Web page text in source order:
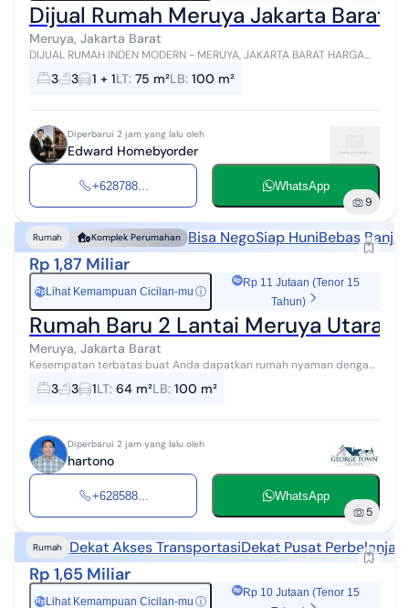
Dijual Rumah Meruya Jakarta Barat
Meruya, Jakarta Barat
DIJUAL RUMAH INDEN MODERN - MERUYA, JAKARTA BARAT HARGA
1.995.000.000,- Miliki rumah impian dengan desain eksklusif yang
bisa disesuaikan dengan ...
3 3 1 + 1LT: 75 m²LB: 100 m²
Diperbarui 2 jam yang lalu oleh
Edward Homebyorder
+628788... WhatsApp
9
Rumah Komplek Perumahan Bisa NegoSiap HuniBebas Banjir
Rp 1,87 Miliar
Rp Lihat Kemampuan Cicilan-mu ⓘ
Rp 11 Jutaan (Tenor 15
Tahun)
Rumah Baru 2 Lantai Meruya Utara
Meruya, Jakarta Barat
Kesempatan terbatas buat Anda dapatkan rumah nyaman dengan
return investasi tinggi di Meruya, Jakarta Barat. Rumah ini
menawarkan kelengkapan fasi...
3 3 1LT: 64 m²LB: 100 m²
Diperbarui 2 jam yang lalu oleh
hartono
+628588... WhatsApp
5
Rumah Dekat Akses TransportasiDekat Pusat
Rp 1,65 Miliar
Rp Lihat Kemampuan Cicilan-mu ⓘ
Rp 10 Jutaan (Tenor 15